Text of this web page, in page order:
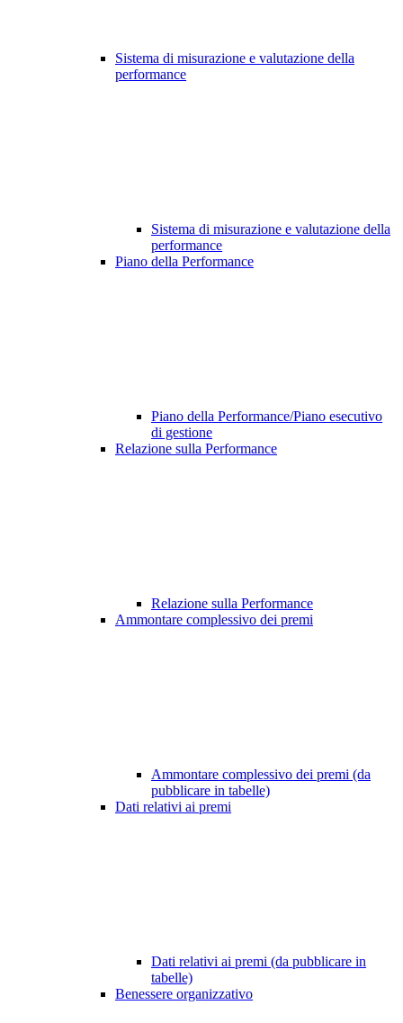
Sistema di misurazione e valutazione della
performance
Sistema di misurazione e valutazione della
performance
Piano della Performance
Piano della Performance/Piano esecutivo
di gestione
Relazione sulla Performance
Relazione sulla Performance
Ammontare complessivo dei premi
Ammontare complessivo dei premi (da
pubblicare in tabelle)
Dati relativi ai premi
Dati relativi ai premi (da pubblicare in
tabelle)
Benessere organizzativo